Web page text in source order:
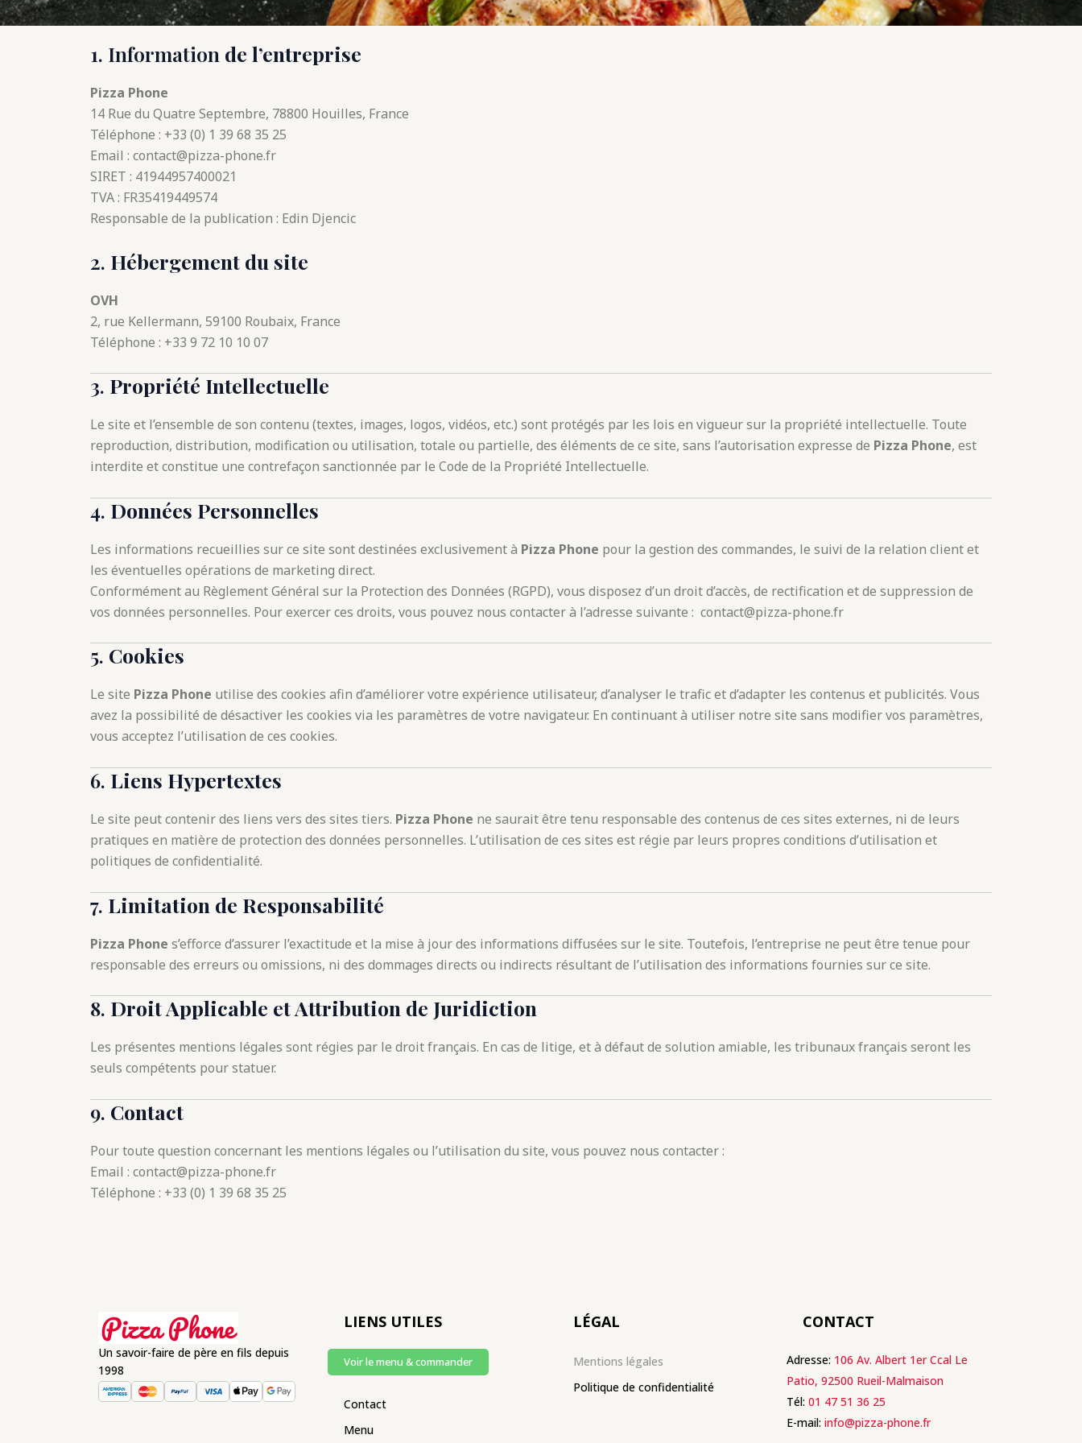
1. Information de l’entreprise
Pizza Phone
14 Rue du Quatre Septembre, 78800 Houilles, France
Téléphone : +33 (0) 1 39 68 35 25
Email : contact@pizza-phone.fr
SIRET : 41944957400021
TVA : FR35419449574
Responsable de la publication : Edin Djencic
2. Hébergement du site
OVH
2, rue Kellermann, 59100 Roubaix, France
Téléphone : +33 9 72 10 10 07
3. Propriété Intellectuelle
Le site et l’ensemble de son contenu (textes, images, logos, vidéos, etc.) sont protégés par les lois en vigueur sur la propriété intellectuelle. Toute
reproduction, distribution, modification ou utilisation, totale ou partielle, des éléments de ce site, sans l’autorisation expresse de Pizza Phone, est
interdite et constitue une contrefaçon sanctionnée par le Code de la Propriété Intellectuelle.
4. Données Personnelles
Les informations recueillies sur ce site sont destinées exclusivement à Pizza Phone pour la gestion des commandes, le suivi de la relation client et
les éventuelles opérations de marketing direct.
Conformément au Règlement Général sur la Protection des Données (RGPD), vous disposez d’un droit d’accès, de rectification et de suppression de
vos données personnelles. Pour exercer ces droits, vous pouvez nous contacter à l’adresse suivante : contact@pizza-phone.fr
5. Cookies
Le site Pizza Phone utilise des cookies afin d’améliorer votre expérience utilisateur, d’analyser le trafic et d’adapter les contenus et publicités. Vous
avez la possibilité de désactiver les cookies via les paramètres de votre navigateur. En continuant à utiliser notre site sans modifier vos paramètres,
vous acceptez l’utilisation de ces cookies.
6. Liens Hypertextes
Le site peut contenir des liens vers des sites tiers. Pizza Phone ne saurait être tenu responsable des contenus de ces sites externes, ni de leurs
pratiques en matière de protection des données personnelles. L’utilisation de ces sites est régie par leurs propres conditions d’utilisation et
politiques de confidentialité.
7. Limitation de Responsabilité
Pizza Phone s’efforce d’assurer l’exactitude et la mise à jour des informations diffusées sur le site. Toutefois, l’entreprise ne peut être tenue pour
responsable des erreurs ou omissions, ni des dommages directs ou indirects résultant de l’utilisation des informations fournies sur ce site.
8. Droit Applicable et Attribution de Juridiction
Les présentes mentions légales sont régies par le droit français. En cas de litige, et à défaut de solution amiable, les tribunaux français seront les
seuls compétents pour statuer.
9. Contact
Pour toute question concernant les mentions légales ou l’utilisation du site, vous pouvez nous contacter :
Email : contact@pizza-phone.fr
Téléphone : +33 (0) 1 39 68 35 25
Un savoir-faire de père en fils depuis
1998
LIENS UTILES
Voir le menu & commander
Contact
Menu
LÉGAL
Mentions légales
Politique de confidentialité
CONTACT
Adresse: 106 Av. Albert 1er Ccal Le
Patio, 92500 Rueil-Malmaison
Tél: 01 47 51 36 25
E-mail: info@pizza-phone.fr